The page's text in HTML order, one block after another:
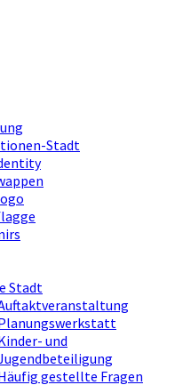
Stadt
Stadt
und
gestellte Fragen